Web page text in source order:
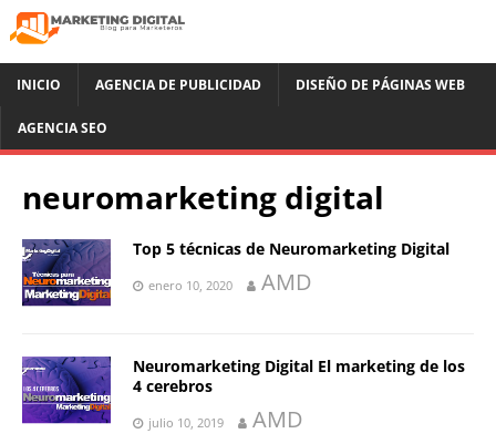
INICIO AGENCIA DE PUBLICIDAD DISEÑO DE PÁGINAS WEB
AGENCIA SEO
neuromarketing digital
Top 5 técnicas de Neuromarketing Digital
enero 10, 2020 AMD
Neuromarketing Digital El marketing de los
4 cerebros
julio 10, 2019 AMD